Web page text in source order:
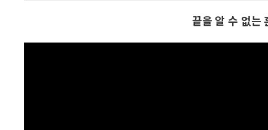
끝을 알 수 없는